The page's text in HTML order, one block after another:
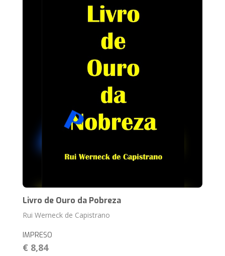
Livro de Ouro da Pobreza
Rui Werneck de Capistrano
IMPRESO
€ 8,84